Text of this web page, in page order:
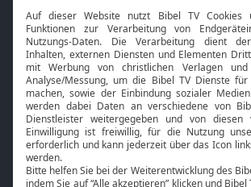
Neuigkeiten
HbbTV
Bibel TV
Über uns
Service